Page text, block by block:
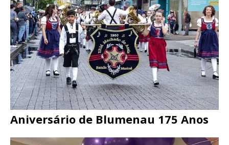
Aniversário de Blumenau 175 Anos